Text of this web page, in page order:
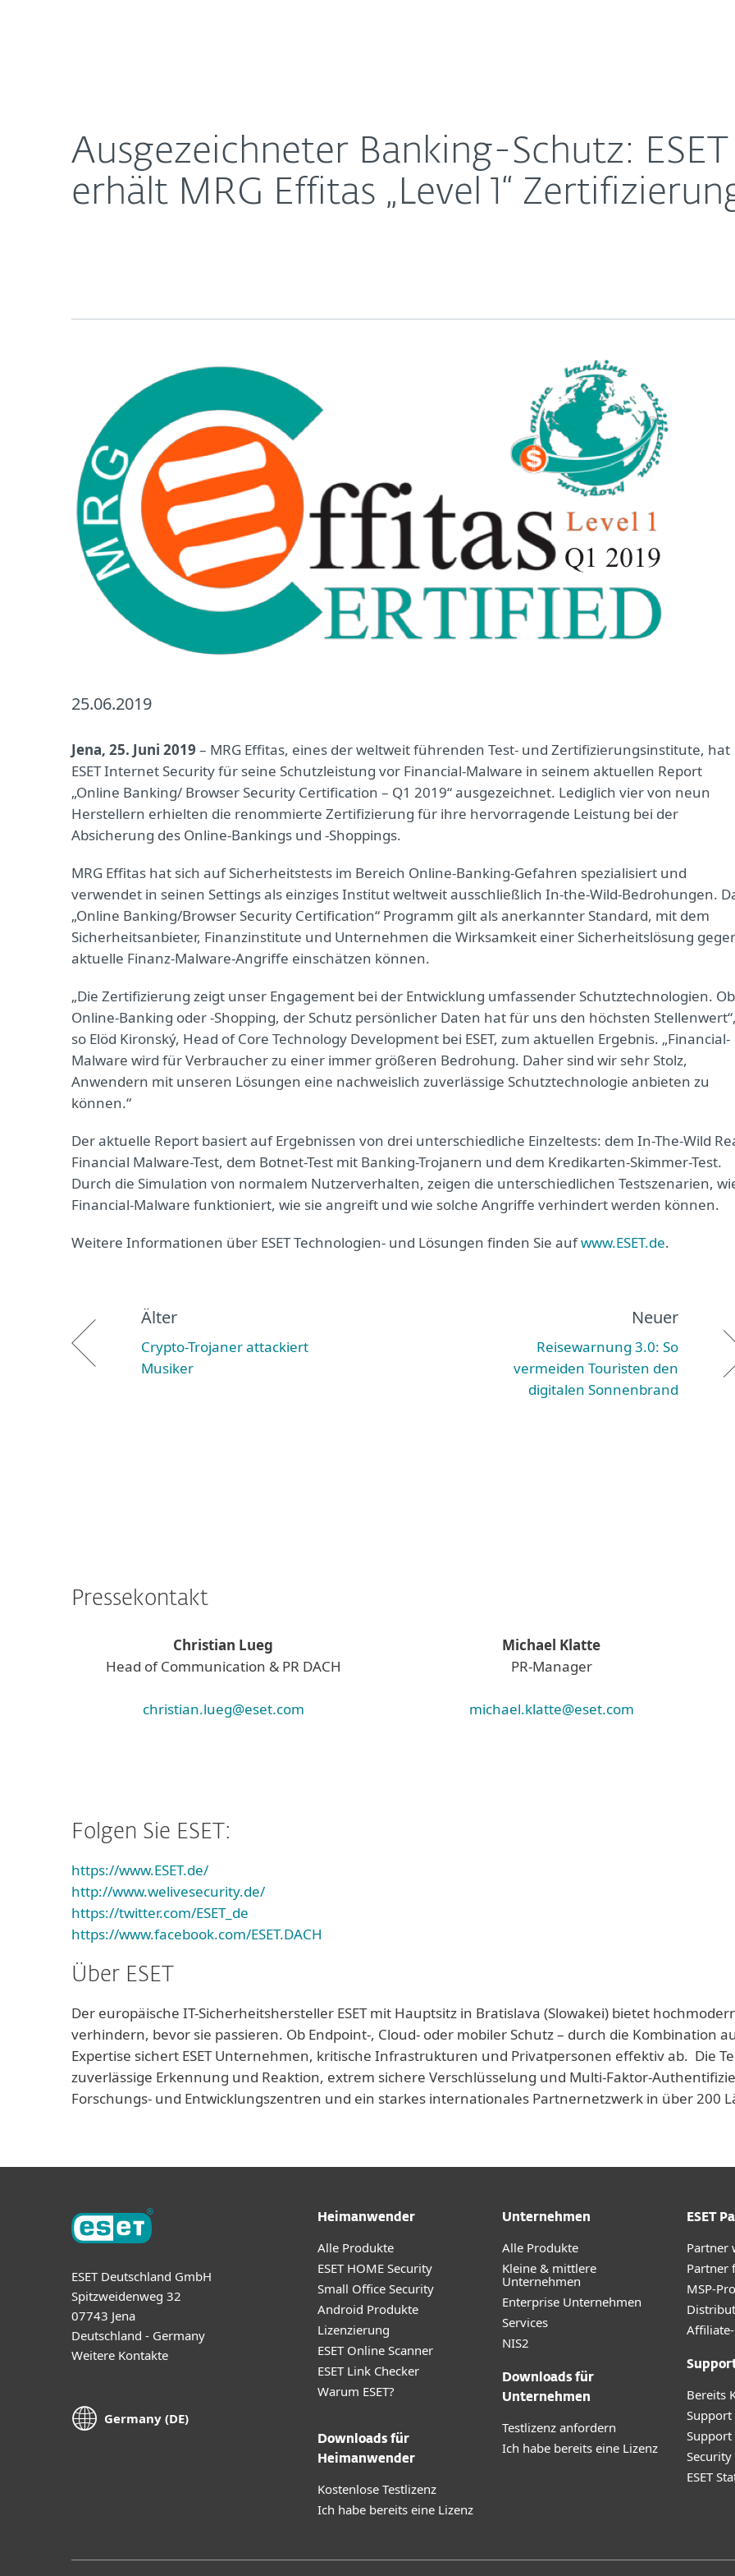
Ausgezeichneter Banking-Schutz:
erhält MRG Effitas „Level 1“
25.06.2019
Jena, 25. Juni 2019 – MRG Effitas, eines der weltweit führenden Test- und Zertifizierungsinstitute, hat
ESET Internet Security für seine Schutzleistung vor Financial-Malware in seinem aktuellen Report
„Online Banking/ Browser Security Certification – Q1 2019“ ausgezeichnet. Lediglich vier von neun
Herstellern erhielten die renommierte Zertifizierung für ihre hervorragende Leistung bei der
Absicherung des Online-Bankings und -Shoppings.
MRG Effitas hat sich auf Sicherheitstests im Bereich Online-Banking-Gefahren spezialisiert und
verwendet in seinen Settings als einziges Institut weltweit ausschließlich In-the-Wild-Bedrohungen.
„Online Banking/Browser Security Certification“ Programm gilt als anerkannter Standard, mit dem
Sicherheitsanbieter, Finanzinstitute und Unternehmen die Wirksamkeit einer Sicherheitslösung
aktuelle Finanz-Malware-Angriffe einschätzen können.
„Die Zertifizierung zeigt unser Engagement bei der Entwicklung umfassender Schutztechnologien. Ob
Online-Banking oder -Shopping, der Schutz persönlicher Daten hat für uns den höchsten
so Elöd Kironský, Head of Core Technology Development bei ESET, zum aktuellen Ergebnis. „Financial-
Malware wird für Verbraucher zu einer immer größeren Bedrohung. Daher sind wir sehr Stolz,
Anwendern mit unseren Lösungen eine nachweislich zuverlässige Schutztechnologie anbieten zu
können.“
Der aktuelle Report basiert auf Ergebnissen von drei unterschiedliche Einzeltests: dem In-The-Wild
Financial Malware-Test, dem Botnet-Test mit Banking-Trojanern und dem Kredikarten-Skimmer-Test.
Durch die Simulation von normalem Nutzerverhalten, zeigen die unterschiedlichen Testszenarien,
Financial-Malware funktioniert, wie sie angreift und wie solche Angriffe verhindert werden können.
Weitere Informationen über ESET Technologien- und Lösungen finden Sie aufwww.ESET.de.
Älter
Crypto-Trojaner attackiert
Musiker
Neuer
Reisewarnung 3.0: So
vermeiden Touristen den
digitalen Sonnenbrand
Pressekontakt
Christian Lueg
Head of Communication & PR DACH
christian.lueg@eset.com
Michael Klatte
PR-Manager
michael.klatte@eset.com
Folgen Sie ESET:
https://www.ESET.de/
http://www.welivesecurity.de/
https://twitter.com/ESET_de
https://www.facebook.com/ESET.DACH
Über ESET
Der europäische IT-Sicherheitshersteller ESET mit Hauptsitz in Bratislava (Slowakei) bietet
verhindern, bevor sie passieren. Ob Endpoint-, Cloud- oder mobiler Schutz – durch die Kombination
Expertise sichert ESET Unternehmen, kritische Infrastrukturen und Privatpersonen effektiv ab. Die
zuverlässige Erkennung und Reaktion, extrem sichere Verschlüsselung und Multi-Faktor-
Forschungs- und Entwicklungszentren und ein starkes internationales Partnernetzwerk in über 200
ESET Deutschland GmbH
Spitzweidenweg 32
07743 Jena
Deutschland - Germany
Weitere Kontakte
Germany (DE)
Heimanwender
Alle Produkte
ESET HOME Security
Small Office Security
Android Produkte
Lizenzierung
ESET Online Scanner
ESET Link Checker
Warum ESET?
Downloads für
Heimanwender
Kostenlose Testlizenz
Ich habe bereits eine Lizenz
Unternehmen
Alle Produkte
Kleine & mittlere
Unternehmen
Enterprise Unternehmen
Services
NIS2
Downloads für
Unternehmen
Testlizenz anfordern
Ich habe bereits eine Lizenz
ESET
Partner
Partner
MSP-
Bereits
ESET